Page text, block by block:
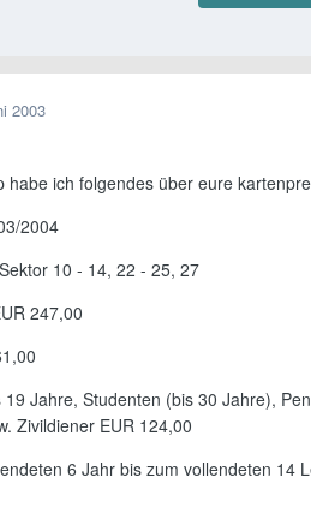
2003
habe ich folgendes über eure
2004
10 - 14, 22 - 25, 27
247,00
Jahre, Studenten (bis 30 Jahre),
Zivildiener EUR 124,00
6 Jahr bis zum vollendeten 14